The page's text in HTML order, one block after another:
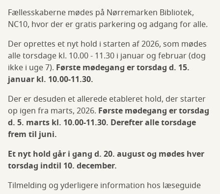
Fællesskaberne mødes på Nørremarken Bibliotek,
NC10, hvor der er gratis parkering og adgang for alle.
Der oprettes et nyt hold i starten af 2026, som mødes
alle torsdage kl. 10.00 - 11.30 i januar og februar (dog
ikke i uge 7). Første mødegang er torsdag d. 15.
januar kl. 10.00-11.30.
Der er desuden et allerede etableret hold, der starter
op igen fra marts, 2026. Første mødegang er torsdag
d. 5. marts kl. 10.00-11.30. Derefter alle torsdage
frem til juni.
Et nyt hold går i gang d. 20. august og mødes hver
torsdag indtil 10. december.
Tilmelding og yderligere information hos læseguide